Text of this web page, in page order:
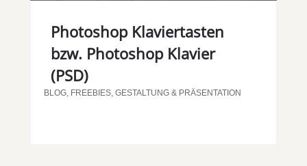
Photoshop Klaviertasten
bzw. Photoshop Klavier
(PSD)
BLOG, FREEBIES, GESTALTUNG & PRÄSENTATION